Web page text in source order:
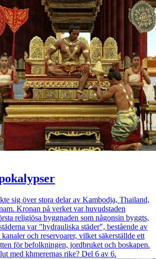
sig över stora delar av Kambodja, Thailand,
Kronan på verket var huvudstaden
religiösa byggnaden som någonsin byggts,
var "hydrauliska städer", bestående av
och reservoarer, vilket säkerställde ett
för befolkningen, jordbruket och boskapen.
med khmerernas rike? Del 6 av 6.